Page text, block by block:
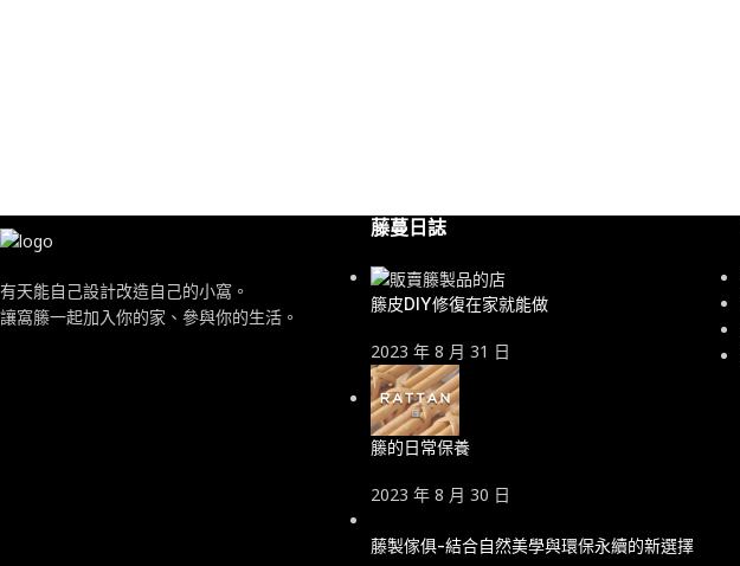
有天能自己設計改造自己的小窩。
讓窩籐一起加入你的家、參與你的生活。
藤蔓日誌
籐皮DIY修復在家就能做
2023 年 8 月 31 日
籐的日常保養
2023 年 8 月 30 日
藤製傢俱-結合自然美學與環保永續的新選擇